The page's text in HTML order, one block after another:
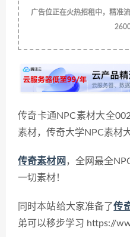
广告位正在火热招租中，精准
传奇卡通NPC素材大全
素材，传奇大学NPC素材
传奇素材网 ，全网最全
一切素材！
同时本站给大家准备了传
弟可以移步学习 https://